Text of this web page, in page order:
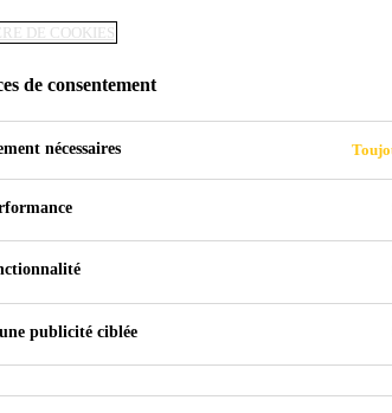
de la contamination
G+P peut être utilisé pour éliminer les
Cependant, il y a eu une
DE COOKIES
de consentement
nécessaires
publicité ciblée